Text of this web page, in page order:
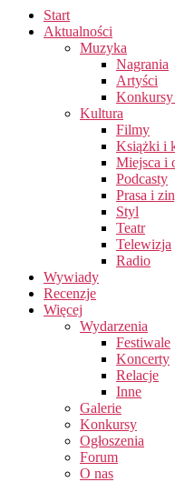
Start
Aktualności
Muzyka
Nagrania
Artyści
Kultura
Filmy
Książki i
Miejsca i
Podcasty
Prasa i
Styl
Teatr
Telewizja
Radio
Wywiady
Recenzje
Więcej
Wydarzenia
Festiwale
Koncerty
Relacje
Inne
Galerie
Konkursy
Ogłoszenia
Forum
O nas